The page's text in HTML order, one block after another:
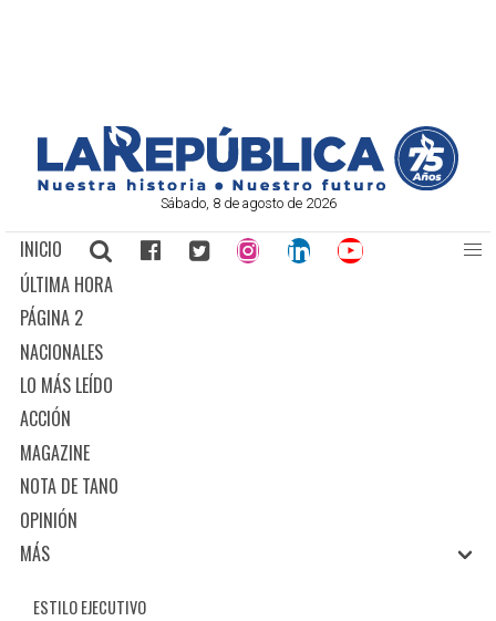
Sábado, 8 de agosto de 2026
INICIO
ÚLTIMA HORA
PÁGINA 2
NACIONALES
LO MÁS LEÍDO
ACCIÓN
MAGAZINE
NOTA DE TANO
OPINIÓN
MÁS
ESTILO EJECUTIVO